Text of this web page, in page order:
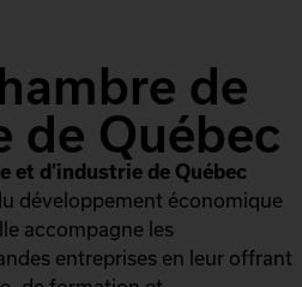
de
de Québec
et d’industrie de Québec
développement économique
accompagne les
entreprises en leur offrant